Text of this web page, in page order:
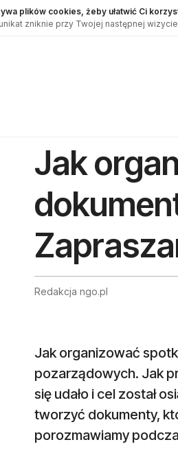
plików cookies, żeby ułatwić Ci
zniknie przy Twojej następnej
Jak
Redakcja ngo.pl
Jak organizować
pozarządowych. Jak
się udało i cel został
tworzyć dokumenty,
porozmawiamy